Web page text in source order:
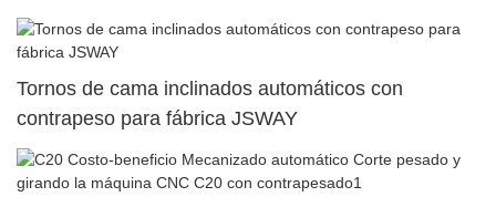
Tornos de cama inclinados automáticos con
contrapeso para fábrica JSWAY